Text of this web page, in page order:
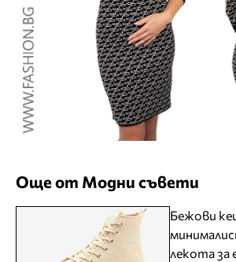
Още от Модни съвети
Бежови
лекота за